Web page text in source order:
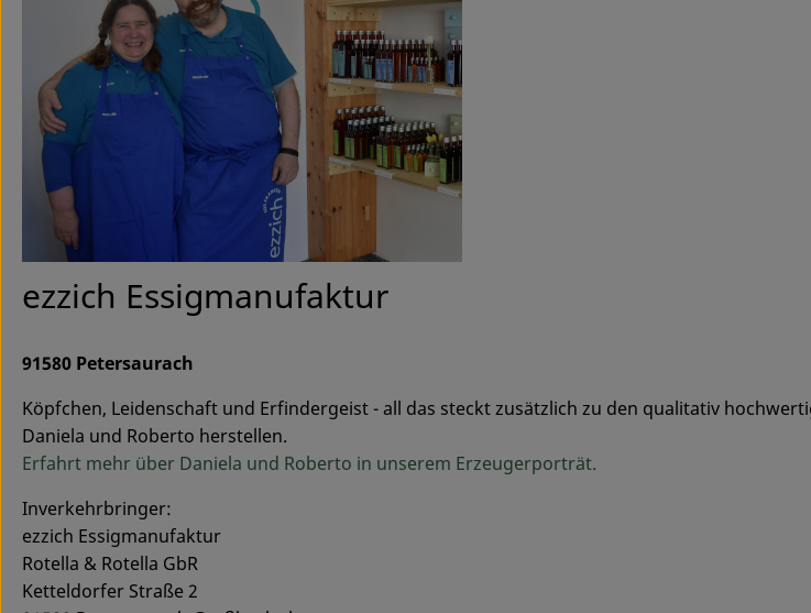
ezzich Essigmanufaktur
91580 Petersaurach
Köpfchen, Leidenschaft und Erfindergeist - all das steckt zusätzlich zu den qualitativ
Daniela und Roberto herstellen.
Erfahrt mehr über Daniela und Roberto in unserem Erzeugerporträt.
Inverkehrbringer:
ezzich Essigmanufaktur
Rotella & Rotella GbR
Ketteldorfer Straße 2